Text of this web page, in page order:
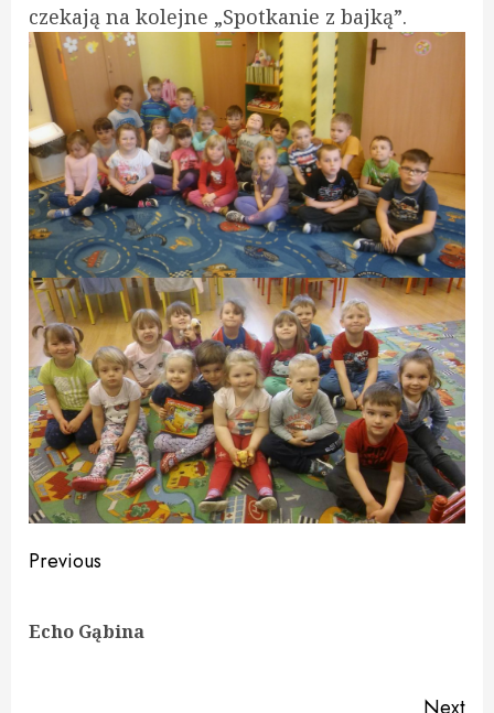
czekają na kolejne „Spotkanie z bajką”.
Continue
Previous
Echo Gąbina